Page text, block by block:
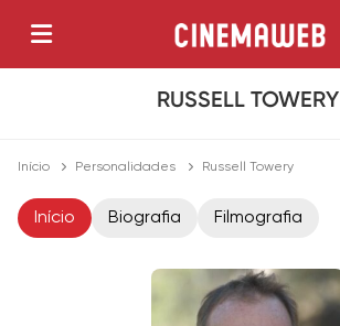
RUSSELL TOWERY
Início Personalidades Russell Towery
Início Biografia Filmografia